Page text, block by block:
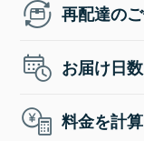
再配達の
お届け日
料金を計